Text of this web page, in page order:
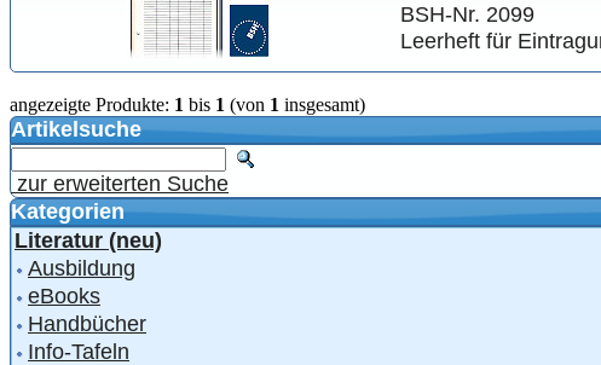
BSH-Nr. 2099
Leerheft für
angezeigte Produkte: 1 bis 1 (von 1 insgesamt)
Artikelsuche
zur erweiterten Suche
Kategorien
Literatur (neu)
Ausbildung
eBooks
Handbücher
Info-Tafeln